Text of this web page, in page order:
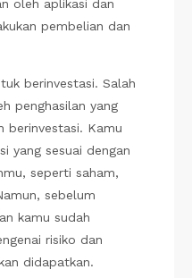
oleh aplikasi dan
pembelian dan
berinvestasi. Salah
penghasilan yang
berinvestasi. Kamu
yang sesuai dengan
seperti saham,
sebelum
kamu sudah
risiko dan
didapatkan.